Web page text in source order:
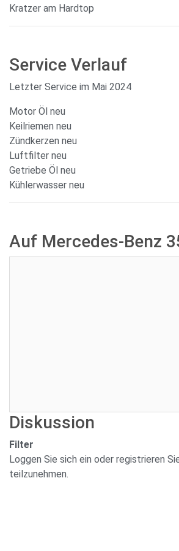
Kratzer am Hardtop
Service Verlauf
Letzter Service im Mai 2024
Motor Öl neu
Keilriemen neu
Zündkerzen neu
Luftfilter neu
Getriebe Öl neu
Kühlerwasser neu
Auf Mercedes-Benz
Diskussion
Filter
Loggen Sie sich ein oder registrieren
teilzunehmen.